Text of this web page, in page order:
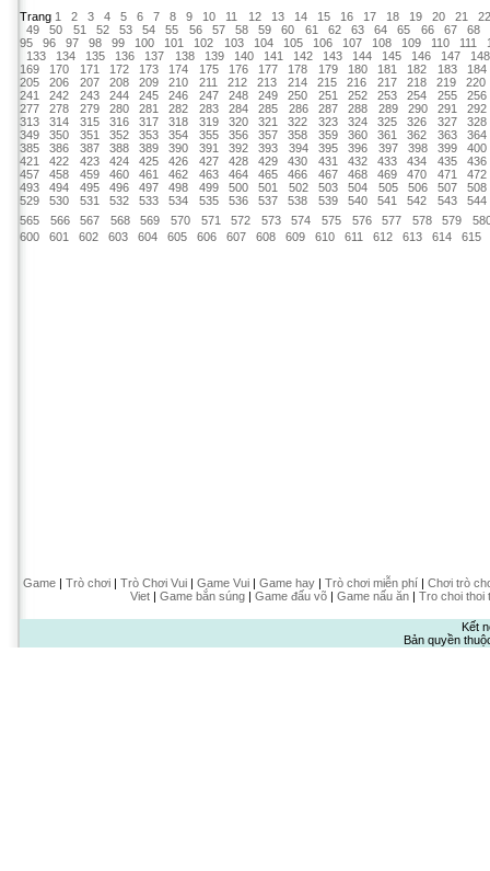
Trang 1 2 3 4 5 6 7 8 9 10 11 12 13 14 15 16 17 18 19 20 21
22
49
50 51 52 53 54 55 56 57 58 59 60 61 62 63 64 65 66 67
68
95
96 97 98 99 100 101 102 103 104 105 106 107 108 109 110 111
133
134 135 136 137 138 139 140 141 142 143 144 145 146 147
148
169
170 171 172 173 174 175 176 177 178 179 180 181 182 183
184
205
206 207 208 209 210 211 212 213 214 215 216 217 218 219
220
241
242 243 244 245 246 247 248 249 250 251 252 253 254 255
256
277
278 279 280 281 282 283 284 285 286 287 288 289 290 291
292
313
314 315 316 317 318 319 320 321 322 323 324 325 326 327
328
349
350 351 352 353 354 355 356 357 358 359 360 361 362 363
364
385
386 387 388 389 390 391 392 393 394 395 396 397 398 399
400
421
422 423 424 425 426 427 428 429 430 431 432 433 434 435
436
457
458 459 460 461 462 463 464 465 466 467 468 469 470 471
472
493
494 495 496 497 498 499 500 501 502 503 504 505 506 507
508
529
530 531 532 533 534 535 536 537 538 539 540 541 542 543
544
565
566 567 568 569 570 571 572 573 574 575 576 577 578 579
600
601 602 603 604 605 606 607 608 609 610 611 612 613 614 615
Game| Trò chơi| Trò Chơi Vui| Game Vui| Game hay| Trò chơi miễn phí| Chơi trò
Viet| Game bắn súng| Game đấu võ| Game nấu ăn| Tro choi thoi
Kết
Bản quyền